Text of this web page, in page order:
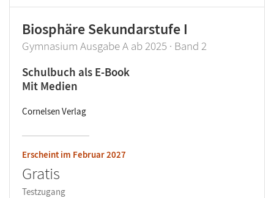
Biosphäre Sekundarstufe I
Gymnasium Ausgabe A ab 2025 · Band 2
Schulbuch als E-Book
Mit Medien
Cornelsen Verlag
Erscheint im Februar 2027
Gratis
Testzugang